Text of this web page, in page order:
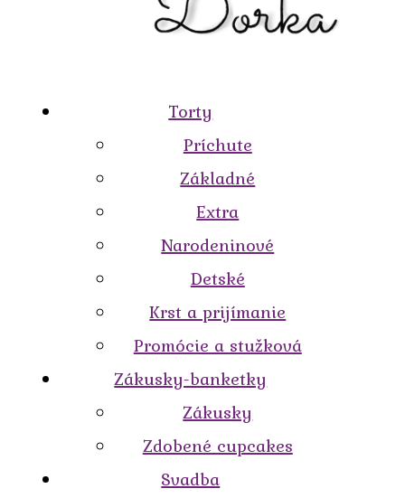
Torty
Príchute
Základné
Extra
Narodeninové
Detské
Krst a prijímanie
Promócie a stužková
Zákusky-banketky
Zákusky
Zdobené cupcakes
Svadba